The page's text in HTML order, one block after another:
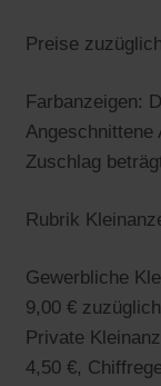
Preise
Farbanzeigen:
Angeschnittene
Zuschlag
Rubrik
Gewerbliche
9,00 €
Private
4,50 €,